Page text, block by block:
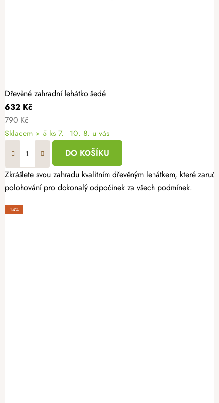
Dřevěné zahradní lehátko šedé
632 Kč
790 Kč
Skladem > 5 ks 7. - 10. 8. u vás
DO KOŠÍKU
Zkrášlete svou zahradu kvalitním dřevěným lehátkem, které
polohování pro dokonalý odpočinek za všech podmínek.
-14%